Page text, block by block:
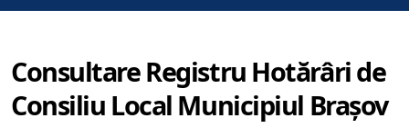
Consultare Registru Hotărâri de
Consiliu Local Municipiul Brașov